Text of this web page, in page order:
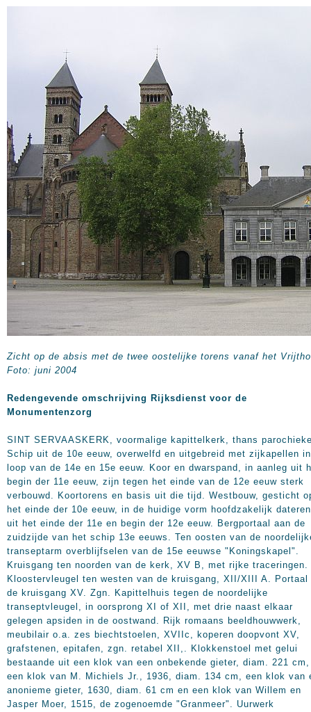
Zicht op de absis met de twee oostelijke torens vanaf het
Foto: juni 2004
Redengevende omschrijving Rijksdienst voor de
Monumentenzorg
SINT SERVAASKERK, voormalige kapittelkerk, thans
Schip uit de 10e eeuw, overwelfd en uitgebreid met zijkapellen
loop van de 14e en 15e eeuw. Koor en dwarspand, in aanleg uit
begin der 11e eeuw, zijn tegen het einde van de 12e eeuw sterk
verbouwd. Koortorens en basis uit die tijd. Westbouw, gesticht
het einde der 10e eeuw, in de huidige vorm hoofdzakelijk
uit het einde der 11e en begin der 12e eeuw. Bergportaal aan de
zuidzijde van het schip 13e eeuws. Ten oosten van de
transeptarm overblijfselen van de 15e eeuwse "Koningskapel".
Kruisgang ten noorden van de kerk, XV B, met rijke traceringen.
Kloostervleugel ten westen van de kruisgang, XII/XIII A.
de kruisgang XV. Zgn. Kapittelhuis tegen de noordelijke
transeptvleugel, in oorsprong XI of XII, met drie naast elkaar
gelegen apsiden in de oostwand. Rijk romaans beeldhouwwerk,
meubilair o.a. zes biechtstoelen, XVIIc, koperen doopvont XV,
grafstenen, epitafen, zgn. retabel XII,. Klokkenstoel met gelui
bestaande uit een klok van een onbekende gieter, diam. 221 cm,
een klok van M. Michiels Jr., 1936, diam. 134 cm, een klok van
anonieme gieter, 1630, diam. 61 cm en een klok van Willem en
Jasper Moer, 1515, de zogenoemde "Granmeer". Uurwerk